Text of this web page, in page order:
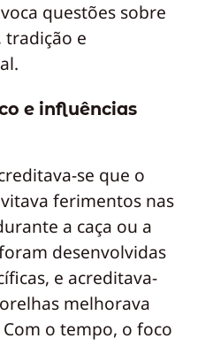
questões sobre
tradição e
e influências
se que o
ferimentos nas
a caça ou a
desenvolvidas
e acreditava-
melhorava
o tempo, o foco